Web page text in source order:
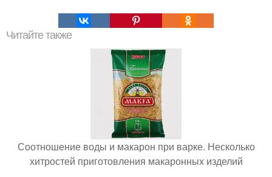
Читайте также
Соотношение воды и макарон при варке. Несколько
хитростей приготовления макаронных изделий